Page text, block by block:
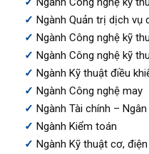
Ngành Quản trị dịch vụ
Ngành Công nghệ kỹ
Ngành Công nghệ kỹ
Ngành Kỹ thuật điều
Ngành Công nghệ may
Ngành Tài chính – Ngân
Ngành Kiểm toán
Ngành Kỹ thuật cơ,